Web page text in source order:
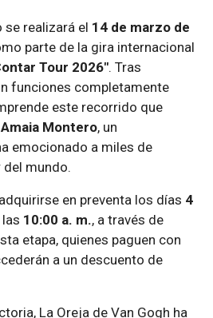
se realizará el 14 de marzo de
parte de la gira internacional
Tour 2026". Tras
funciones completamente
este recorrido que
Amaia Montero, un
emocionado a miles de
mundo.
en preventa los días 4
10:00 a. m., a través de
etapa, quienes paguen con
a un descuento de
La Oreja de Van Gogh ha